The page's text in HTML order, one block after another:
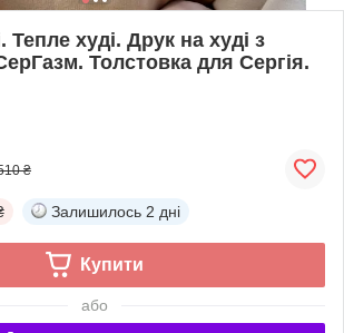
Тепле худі. Друк на худі з
Толстовка для Сергія.
₴
Залишилось 2 дні
Купити
або